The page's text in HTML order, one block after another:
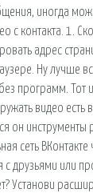
иногда
с контакта. 1.
адрес
Ну лучше
программ. Тот
видео есть
он инструменты
сеть ВКонтакте
с друзьями или
Установи